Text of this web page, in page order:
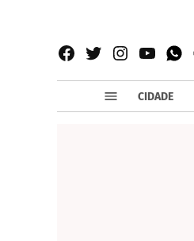
Facebook
TwitterInstagram
CIDADE